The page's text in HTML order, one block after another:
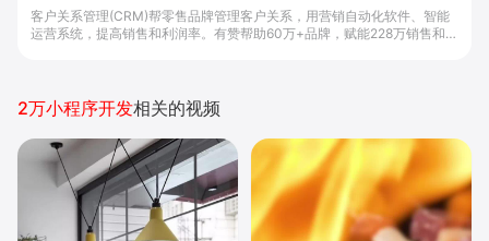
赞科技
客户关系管理(CRM)帮零售品牌管理客户关系，用营销自动化软件、智能
运营系统，提高销售和利润率。有赞帮助60万+品牌，赋能228万销售和导
2万小程序开发相关的视频